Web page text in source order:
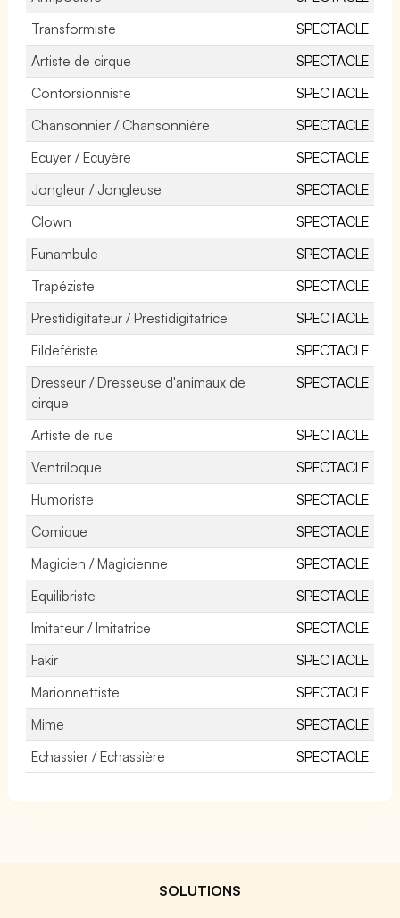
Transformiste
SPECTACLE
Artiste de cirque
SPECTACLE
Contorsionniste
SPECTACLE
Chansonnier / Chansonnière
SPECTACLE
Ecuyer / Ecuyère
SPECTACLE
Jongleur / Jongleuse
SPECTACLE
Clown
SPECTACLE
Funambule
SPECTACLE
Trapéziste
SPECTACLE
Prestidigitateur / Prestidigitatrice
SPECTACLE
Fildefériste
SPECTACLE
Dresseur / Dresseuse d'animaux de
cirque
SPECTACLE
Artiste de rue
SPECTACLE
Ventriloque
SPECTACLE
Humoriste
SPECTACLE
Comique
SPECTACLE
Magicien / Magicienne
SPECTACLE
Equilibriste
SPECTACLE
Imitateur / Imitatrice
SPECTACLE
Fakir
SPECTACLE
Marionnettiste
SPECTACLE
Mime
SPECTACLE
Echassier / Echassière
SPECTACLE
SOLUTIONS